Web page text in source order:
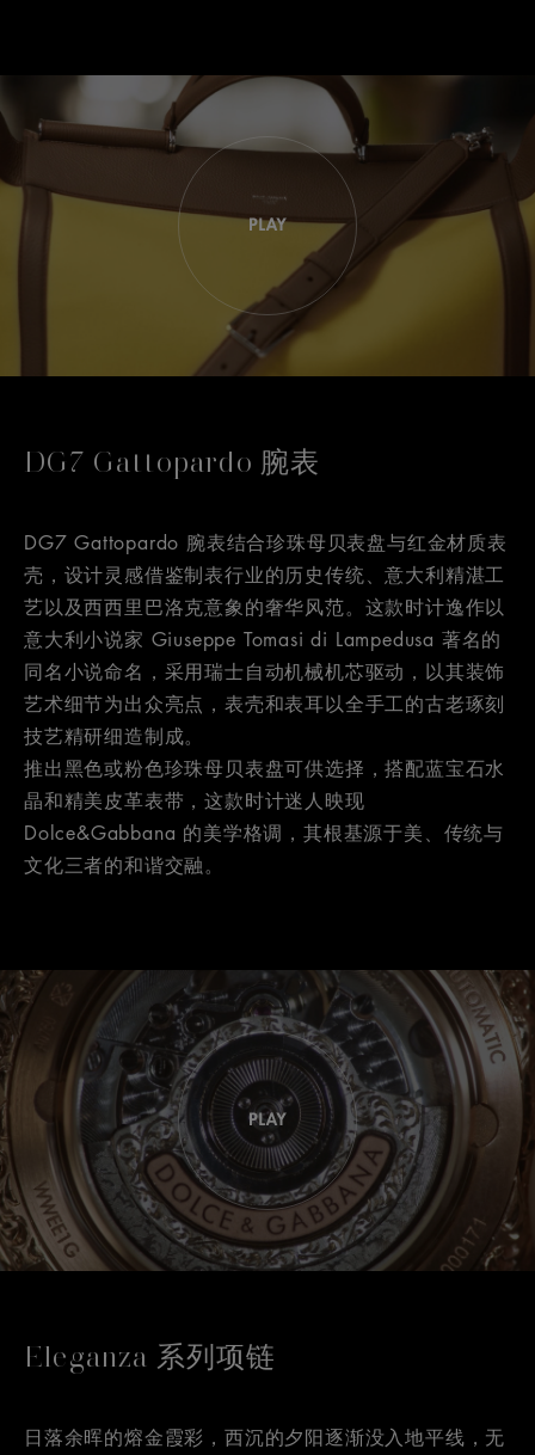
DG7 Gattopardo 腕表
DG7 Gattopardo 腕表结合珍珠母贝表盘与红金材质表
壳，设计灵感借鉴制表行业的历史传统、意大利精湛工
艺以及西西里巴洛克意象的奢华风范。这款时计逸作以
意大利小说家 Giuseppe Tomasi di Lampedusa 著名的
同名小说命名，采用瑞士自动机械机芯驱动，以其装饰
艺术细节为出众亮点，表壳和表耳以全手工的古老琢刻
技艺精研细造制成。
推出黑色或粉色珍珠母贝表盘可供选择，搭配蓝宝石水
晶和精美皮革表带，这款时计迷人映现
Dolce&Gabbana 的美学格调，其根基源于美、传统与
文化三者的和谐交融。
Eleganza 系列项链
日落余晖的熔金霞彩，西沉的夕阳逐渐没入地平线，无